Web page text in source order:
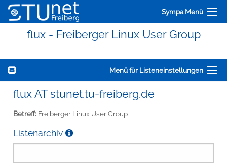
Sympa Menü
flux - Freiberger Linux User Group
Menü für Listeneinstellungen
flux AT stunet.tu-freiberg.de
Betreff: Freiberger Linux User Group
Listenarchiv